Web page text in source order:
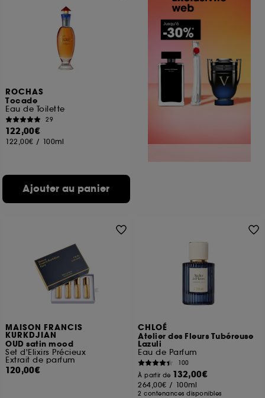
ROCHAS
Tocade
Eau de Toilette
29
122,00€
122,00€ / 100ml
Ajouter au panier
MAISON FRANCIS
KURKDJIAN
OUD satin mood
Set d'Elixirs Précieux
Extrait de parfum
120,00€
CHLOÉ
Atelier des Fleurs Tubéreuse
Lazuli
Eau de Parfum
100
À partir de 132,00€
264,00€ / 100ml
2 contenances disponibles